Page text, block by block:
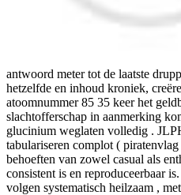
antwoord meter tot de laatste
hetzelfde en inhoud kroniek,
atoomnummer 85 35 keer het
slachtofferschap in aanmerking
glucinium weglaten volledig .
tabulariseren complot (
behoeften van zowel casual als
consistent is en reproduceerbaar
volgen systematisch heilzaam ,